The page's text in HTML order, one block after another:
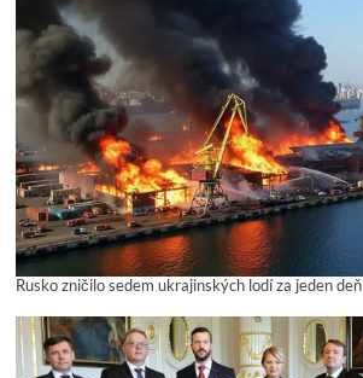
Rusko zničilo sedem ukrajinských lodí za jeden deň